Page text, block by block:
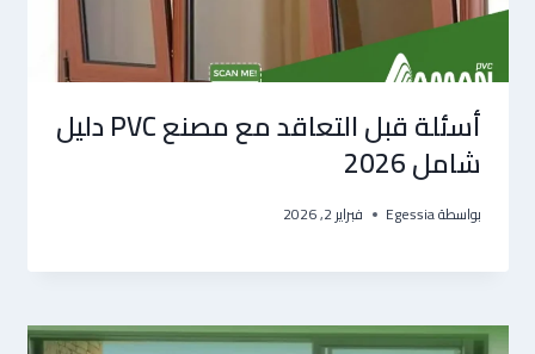
أسئلة قبل التعاقد مع مصنع PVC دليل
شامل 2026
بواسطةEgessia فبراير 2, 2026